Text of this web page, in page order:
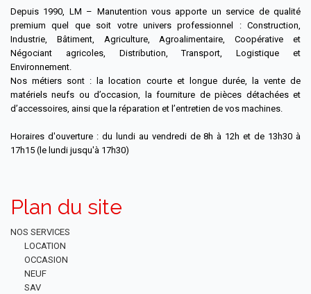
Depuis 1990, LM – Manutention vous apporte un service de qualité
premium quel que soit votre univers professionnel : Construction,
Industrie, Bâtiment, Agriculture, Agroalimentaire, Coopérative et
Négociant agricoles, Distribution, Transport, Logistique et
Environnement.
Nos métiers sont : la location courte et longue durée, la vente de
matériels neufs ou d’occasion, la fourniture de pièces détachées et
d’accessoires, ainsi que la réparation et l’entretien de vos machines.
Horaires d'ouverture : du lundi au vendredi de 8h à 12h et de 13h30 à
17h15 (le lundi jusqu'à 17h30)
Plan du site
NOS SERVICES
LOCATION
OCCASION
NEUF
SAV